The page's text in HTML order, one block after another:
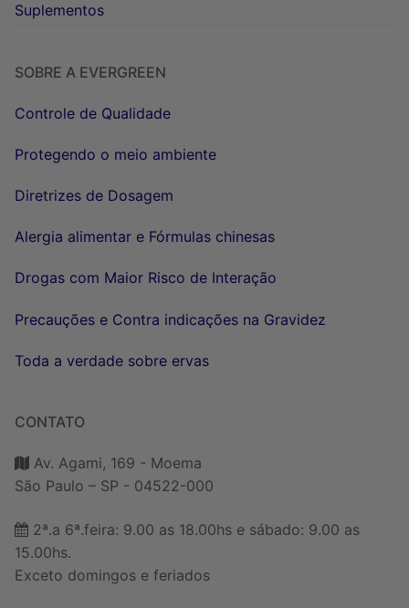
Suplementos
SOBRE A EVERGREEN
Controle de Qualidade
Protegendo o meio ambiente
Diretrizes de Dosagem
Alergia alimentar e Fórmulas chinesas
Drogas com Maior Risco de Interação
Precauções e Contra indicações na Gravidez
Toda a verdade sobre ervas
CONTATO
Av. Agami, 169 - Moema
São Paulo – SP - 04522-000
2ª.a 6ª.feira: 9.00 as 18.00hs e sábado: 9.00 as
15.00hs.
Exceto domingos e feriados